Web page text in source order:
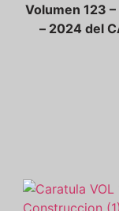
Volumen 123
– 2024 del